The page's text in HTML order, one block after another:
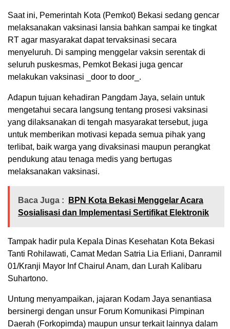
Saat ini, Pemerintah Kota (Pemkot) Bekasi sedang gencar
melaksanakan vaksinasi lansia bahkan sampai ke tingkat
RT agar masyarakat dapat tervaksinasi secara
menyeluruh. Di samping menggelar vaksin serentak di
seluruh puskesmas, Pemkot Bekasi juga gencar
melakukan vaksinasi _door to door_.
Adapun tujuan kehadiran Pangdam Jaya, selain untuk
mengetahui secara langsung tentang prosesi vaksinasi
yang dilaksanakan di tengah masyarakat tersebut, juga
untuk memberikan motivasi kepada semua pihak yang
terlibat, baik warga yang divaksinasi maupun perangkat
pendukung atau tenaga medis yang bertugas
melaksanakan vaksinasi.
Baca Juga :
BPN Kota Bekasi Menggelar Acara
Sosialisasi dan Implementasi Sertifikat Elektronik
Tampak hadir pula Kepala Dinas Kesehatan Kota Bekasi
Tanti Rohilawati, Camat Medan Satria Lia Erliani, Danramil
01/Kranji Mayor Inf Chairul Anam, dan Lurah Kalibaru
Suhartono.
Untung menyampaikan, jajaran Kodam Jaya senantiasa
bersinergi dengan unsur Forum Komunikasi Pimpinan
Daerah (Forkopimda) maupun unsur terkait lainnya dalam